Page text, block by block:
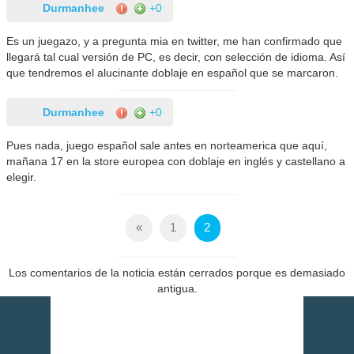
Durmanhee +0
Es un juegazo, y a pregunta mia en twitter, me han confirmado que
llegará tal cual versión de PC, es decir, con selección de idioma. Así
que tendremos el alucinante doblaje en español que se marcaron.
Durmanhee +0
Pues nada, juego español sale antes en norteamerica que aquí,
mañana 17 en la store europea con doblaje en inglés y castellano a
elegir.
« 1 2
Los comentarios de la noticia están cerrados porque es demasiado
antigua.